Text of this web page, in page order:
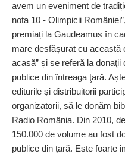
avem un eveniment de
nota 10 - Olimpicii
premiați la Gaudeamus în
mare desfășurat cu această
acasă” și se referă la
publice din întreaga ţară.
editurile și distribuitorii
organizatorii, să le donăm
Radio România. Din 2010,
150.000 de volume au fost
publice din țară. Este foarte